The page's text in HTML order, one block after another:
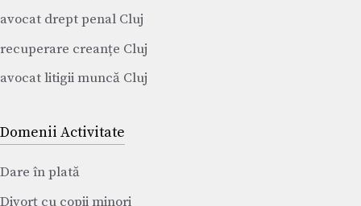
avocat drept penal Cluj
recuperare creanțe Cluj
avocat litigii muncă Cluj
Domenii Activitate
Dare în plată
Divorț cu copii minori